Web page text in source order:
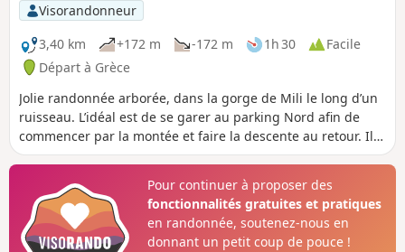
Visorandonneur
3,40 km
+172 m -172 m 1h 30
Facile
Départ à Grèce
Jolie randonnée arborée, dans la gorge de Mili le long d’un
ruisseau. L’idéal est de se garer au parking Nord afin de
commencer par la montée et faire la descente au retour. Il y
a des restaurants aux deux points. Comptez 1h45 aller
Pour continuer à proposer des
fonctionnalités gratuites et pratiques
en randonnée, soutenez-nous en
donnant un petit coup de pouce !